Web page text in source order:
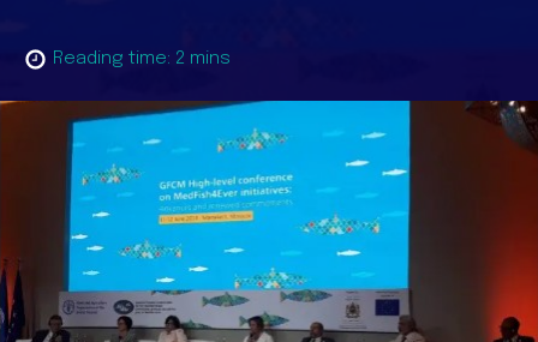
Reading time: 2 mins